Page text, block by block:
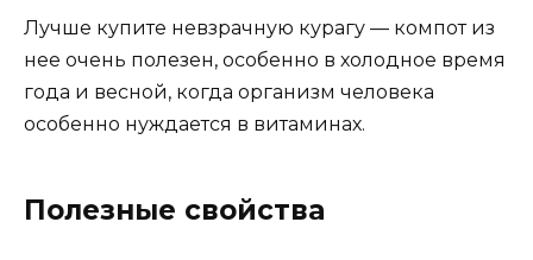
Лучше купите невзрачную курагу — компот из
нее очень полезен, особенно в холодное время
года и весной, когда организм человека
особенно нуждается в витаминах.
Полезные свойства